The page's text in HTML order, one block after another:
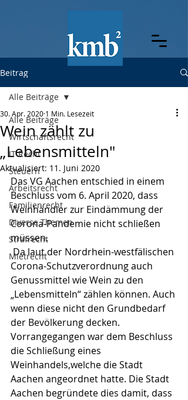
Beitrag
Alle Beiträge
Wirtschaftsrecht
IT-Recht
Steuern
Arbeitsrecht
Familienrecht
Diverse Themen
Strafrecht
Mietrecht
Alle Beiträge
Wein zählt zu
„Lebensmitteln"
30. Apr. 2020 1 Min. Lesezeit
Aktualisiert: 11. Juni 2020
Das VG Aachen entschied in einem
Beschluss vom 6. April 2020, dass
Weinhändler zur Eindämmung der
Corona-Pandemie nicht schließen
müssen.
Da laut der Nordrhein-westfälischen
Corona-Schutzverordnung auch
Genussmittel wie Wein zu den
„Lebensmitteln“ zählen können. Auch
wenn diese nicht den Grundbedarf
der Bevölkerung decken.
Vorrangegangen war dem Beschluss
die Schließung eines
Weinhandels,welche die Stadt
Aachen angeordnet hatte. Die Stadt
Aachen begründete dies damit, dass